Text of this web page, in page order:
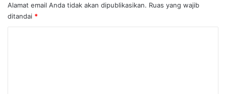
Alamat email Anda tidak akan dipublikasikan. Ruas yang wajib
ditandai *